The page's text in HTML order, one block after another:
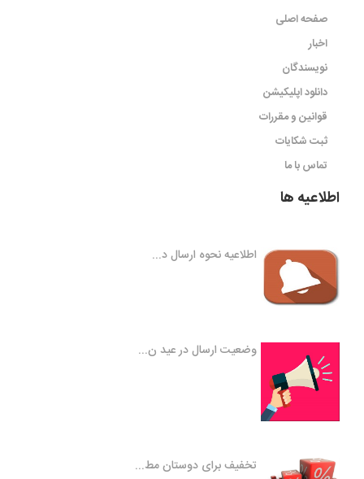
صفحه اصلی
اخبار
نویسندگان
دانلود اپلیکیشن
قوانین و مقررات
ثبت شکایات
تماس با ما
اطلاعیه ها
اطلاعیه نحوه ارسال د...
وضعیت ارسال در عید ن...
تخفیف برای دوستان مط...